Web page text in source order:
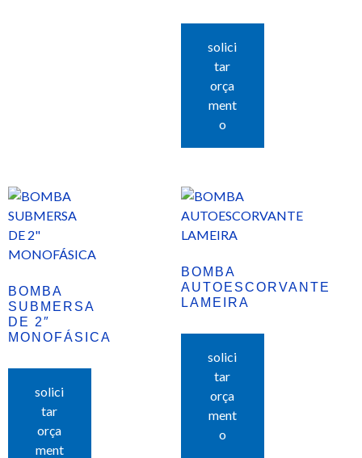
solici
tar
orça
ment
o
BOMBA
SUBMERSA
DE 2″
MONOFÁSICA
solici
tar
orça
ment
BOMBA
AUTOESCORVANTE
LAMEIRA
solici
tar
orça
ment
o